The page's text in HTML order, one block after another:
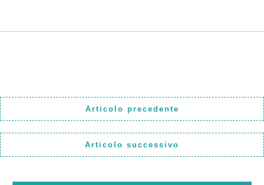
Articolo precedente
Articolo successivo